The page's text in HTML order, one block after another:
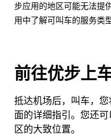
步应用的地区可能无法提
用中了解可叫车的服务类型
前往优步上
抵达机场后，叫车，
面的详细指引。您还
区的大致位置。